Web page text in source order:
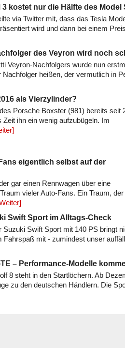
kostet nur die Hälfte des Model
via Twitter mit, dass das Tesla
wird und dann bei einem
des Veyron wird noch
Veyron-Nachfolgers wurde nun
Nachfolger heißen, der vermutlich in
als Vierzylinder?
Porsche Boxster (981) bereits seit
ihn ein wenig aufzubügeln. Im
eigentlich selbst auf der
gar einen Rennwagen über eine
vieler Auto-Fans. Ein Traum,
Swift Sport im Alltags-Check
Suzuki Swift Sport mit 140 PS bringt
Fahrspaß mit - zumindest unser
– Performance-Modelle
8 steht in den Startlöchern. Ab
zu den deutschen Händlern. Die